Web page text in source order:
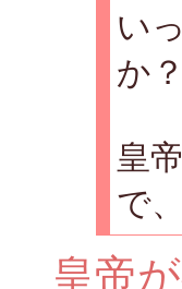
い
か？
皇
で
皇帝